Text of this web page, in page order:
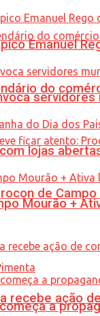
do
de
recebe ação
Emanuel
lojas
Mourão +
a